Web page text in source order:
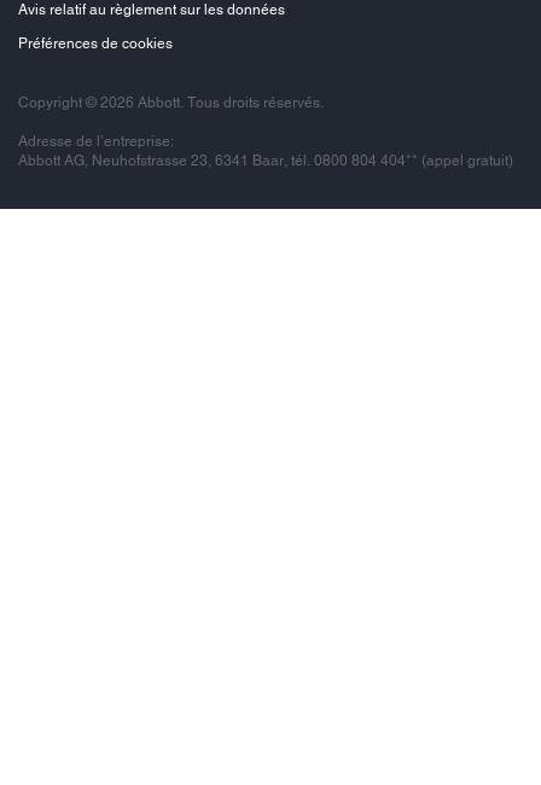
Avis relatif au règlement sur les données
Préférences de cookies
Copyright © 2026 Abbott. Tous droits réservés.
Adresse de l’entreprise:
Abbott AG, Neuhofstrasse 23, 6341 Baar, tél. 0800 804 404** (appel gratuit)